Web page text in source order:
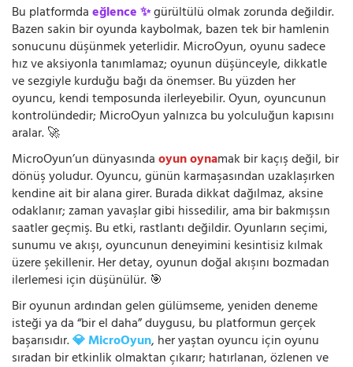
Bu platformdaeğlence ✨gürültülü olmak zorunda değildir.
Bazen sakin bir oyunda kaybolmak, bazen tek bir hamlenin
sonucunu düşünmek yeterlidir. MicroOyun, oyunu sadece
hız ve aksiyonla tanımlamaz; oyunun düşünceyle, dikkatle
ve sezgiyle kurduğu bağı da önemser. Bu yüzden her
oyuncu, kendi temposunda ilerleyebilir. Oyun, oyuncunun
kontrolündedir; MicroOyun yalnızca bu yolculuğun kapısını
aralar. 🚀
MicroOyun’un dünyasındaoyun oynamak bir kaçış değil, bir
dönüş yoludur. Oyuncu, günün karmaşasından uzaklaşırken
kendine ait bir alana girer. Burada dikkat dağılmaz, aksine
odaklanır; zaman yavaşlar gibi hissedilir, ama bir bakmışsın
saatler geçmiş. Bu etki, rastlantı değildir. Oyunların seçimi,
sunumu ve akışı, oyuncunun deneyimini kesintisiz kılmak
üzere şekillenir. Her detay, oyunun doğal akışını bozmadan
ilerlemesi için düşünülür. 🎯
Bir oyunun ardından gelen gülümseme, yeniden deneme
isteği ya da “bir el daha” duygusu, bu platformun gerçek
başarısıdır.💎 MicroOyun, her yaştan oyuncu için oyunu
sıradan bir etkinlik olmaktan çıkarır; hatırlanan, özlenen ve